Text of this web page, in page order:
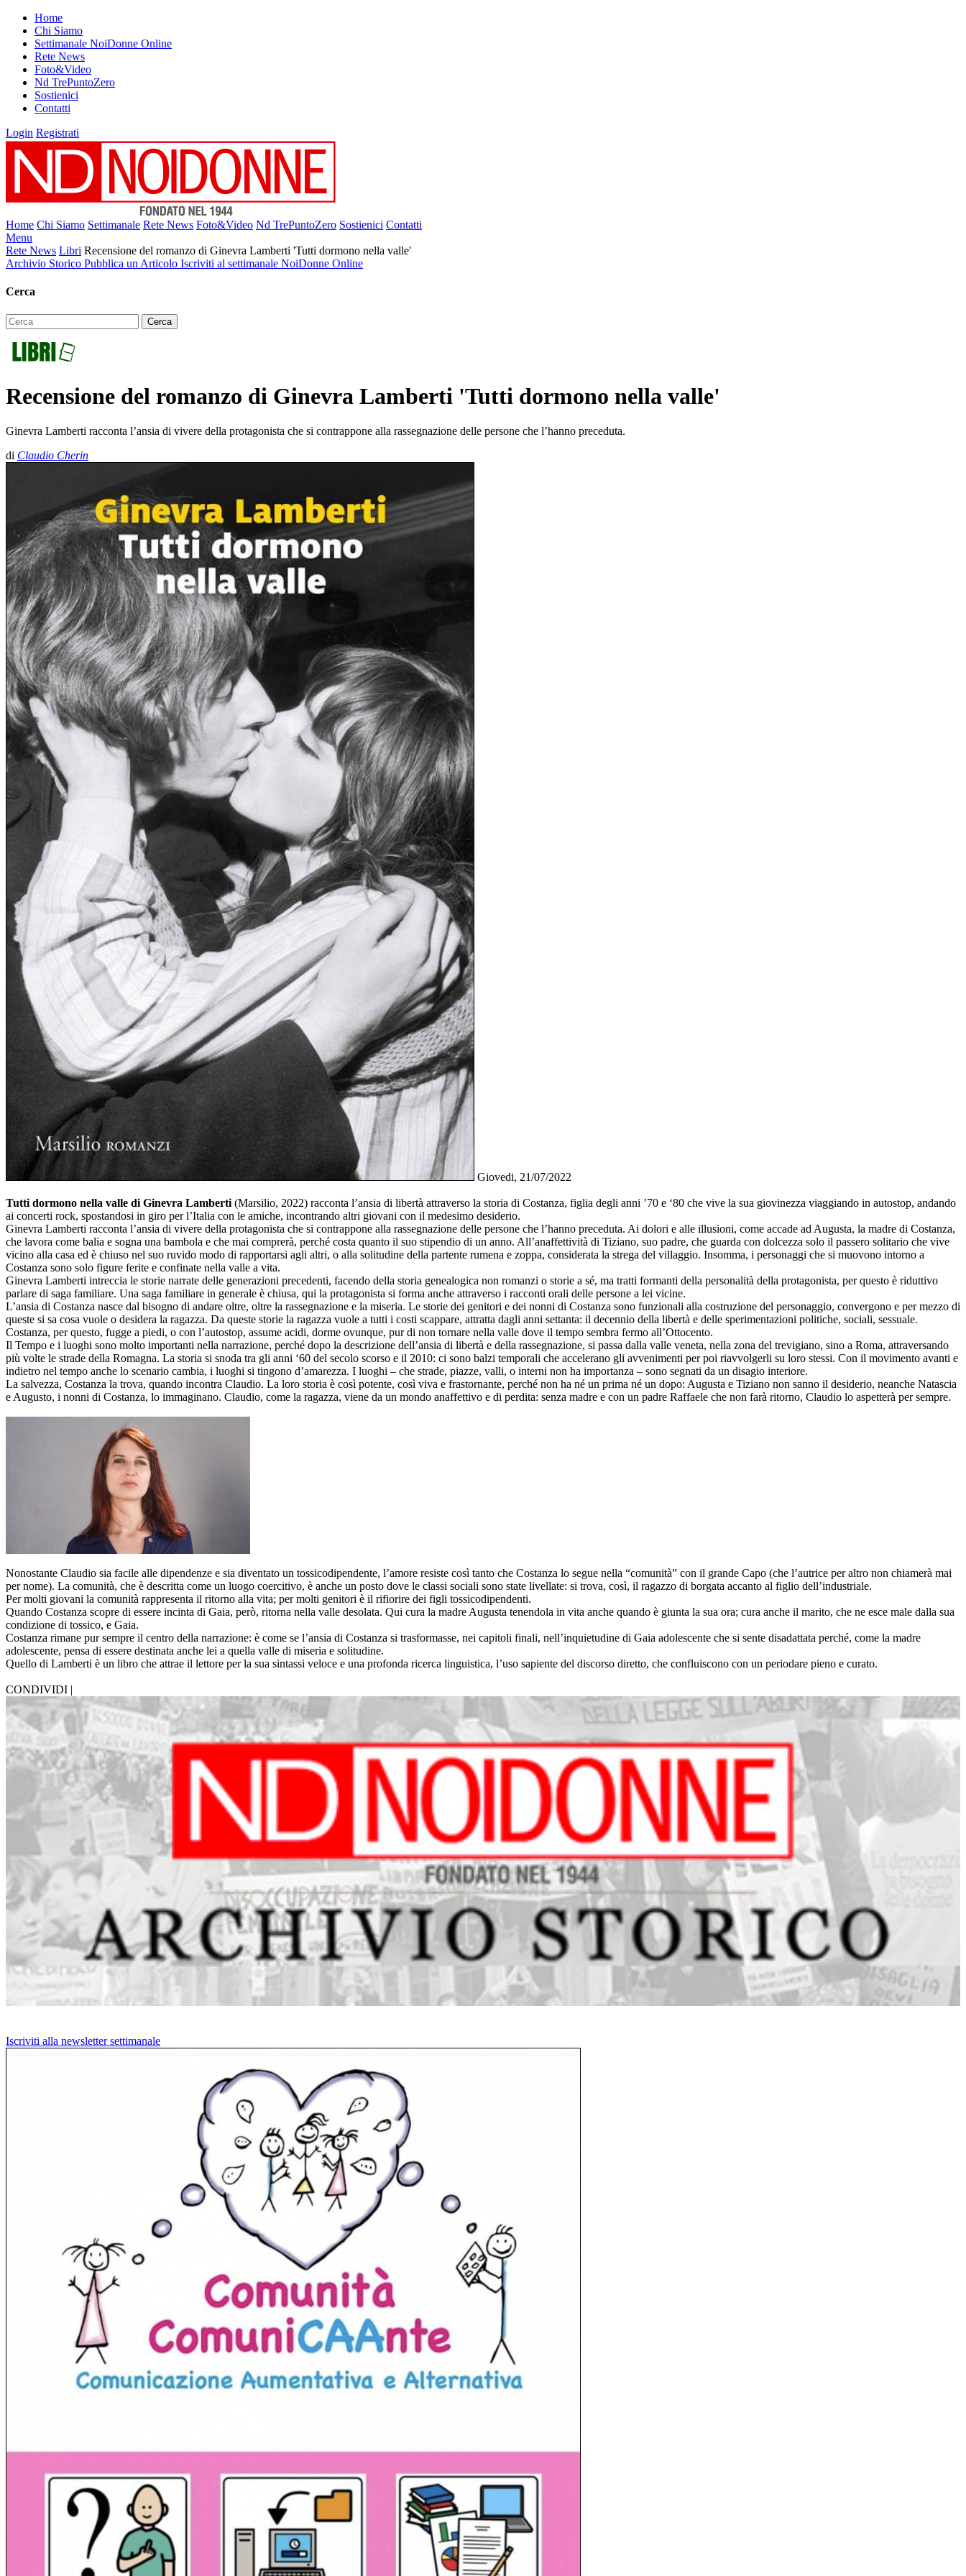
Home
Chi Siamo
Settimanale NoiDonne Online
Rete News
Foto&Video
Nd TrePuntoZero
Sostienici
Contatti
Login Registrati
Home Chi Siamo Settimanale Rete News Foto&Video Nd TrePuntoZero Sostienici Contatti
Menu
Rete News Libri Recensione del romanzo di Ginevra Lamberti 'Tutti dormono nella valle'
Archivio Storico Pubblica un Articolo Iscriviti al settimanale NoiDonne Online
Cerca
Recensione del romanzo di Ginevra Lamberti 'Tutti dormono nella valle'
Ginevra Lamberti racconta l’ansia di vivere della protagonista che si contrappone alla rassegnazione delle persone che l’hanno preceduta.
di Claudio Cherin
Giovedi, 21/07/2022
Tutti dormono nella valle di Ginevra Lamberti(Marsilio, 2022) racconta l’ansia di libertà attraverso la storia di Costanza, figlia degli anni ’70 e ‘80 che vive la sua giovinezza viaggiando in autostop, andando
ai concerti rock, spostandosi in giro per l’Italia con le amiche, incontrando altri giovani con il medesimo desiderio.
Ginevra Lamberti racconta l’ansia di vivere della protagonista che si contrappone alla rassegnazione delle persone che l’hanno preceduta. Ai dolori e alle illusioni, come accade ad Augusta, la madre di Costanza,
che lavora come balia e sogna una bambola e che mai comprerà, perché costa quanto il suo stipendio di un anno. All’anaffettività di Tiziano, suo padre, che guarda con dolcezza solo il passero solitario che vive
vicino alla casa ed è chiuso nel suo ruvido modo di rapportarsi agli altri, o alla solitudine della partente rumena e zoppa, considerata la strega del villaggio. Insomma, i personaggi che si muovono intorno a
Costanza sono solo figure ferite e confinate nella valle a vita.
Ginevra Lamberti intreccia le storie narrate delle generazioni precedenti, facendo della storia genealogica non romanzi o storie a sé, ma tratti formanti della personalità della protagonista, per questo è riduttivo
parlare di saga familiare. Una saga familiare in generale è chiusa, qui la protagonista si forma anche attraverso i racconti orali delle persone a lei vicine.
L’ansia di Costanza nasce dal bisogno di andare oltre, oltre la rassegnazione e la miseria. Le storie dei genitori e dei nonni di Costanza sono funzionali alla costruzione del personaggio, convergono e per mezzo di
queste si sa cosa vuole o desidera la ragazza. Da queste storie la ragazza vuole a tutti i costi scappare, attratta dagli anni settanta: il decennio della libertà e delle sperimentazioni politiche, sociali, sessuale.
Costanza, per questo, fugge a piedi, o con l’autostop, assume acidi, dorme ovunque, pur di non tornare nella valle dove il tempo sembra fermo all’Ottocento.
Il Tempo e i luoghi sono molto importanti nella narrazione, perché dopo la descrizione dell’ansia di libertà e della rassegnazione, si passa dalla valle veneta, nella zona del trevigiano, sino a Roma, attraversando
più volte le strade della Romagna. La storia si snoda tra gli anni ‘60 del secolo scorso e il 2010: ci sono balzi temporali che accelerano gli avvenimenti per poi riavvolgerli su loro stessi. Con il movimento avanti e
indietro nel tempo anche lo scenario cambia, i luoghi si tingono d’amarezza. I luoghi ‒ che strade, piazze, valli, o interni non ha importanza ‒ sono segnati da un disagio interiore.
La salvezza, Costanza la trova, quando incontra Claudio. La loro storia è così potente, così viva e frastornante, perché non ha né un prima né un dopo: Augusta e Tiziano non sanno il desiderio, neanche Natascia
e Augusto, i nonni di Costanza, lo immaginano. Claudio, come la ragazza, viene da un mondo anaffettivo e di perdita: senza madre e con un padre Raffaele che non farà ritorno, Claudio lo aspetterà per sempre.
Nonostante Claudio sia facile alle dipendenze e sia diventato un tossicodipendente, l’amore resiste così tanto che Costanza lo segue nella “comunità” con il grande Capo (che l’autrice per altro non chiamerà mai
per nome). La comunità, che è descritta come un luogo coercitivo, è anche un posto dove le classi sociali sono state livellate: si trova, così, il ragazzo di borgata accanto al figlio dell’industriale.
Per molti giovani la comunità rappresenta il ritorno alla vita; per molti genitori è il rifiorire dei figli tossicodipendenti.
Quando Costanza scopre di essere incinta di Gaia, però, ritorna nella valle desolata. Qui cura la madre Augusta tenendola in vita anche quando è giunta la sua ora; cura anche il marito, che ne esce male dalla sua
condizione di tossico, e Gaia.
Costanza rimane pur sempre il centro della narrazione: è come se l’ansia di Costanza si trasformasse, nei capitoli finali, nell’inquietudine di Gaia adolescente che si sente disadattata perché, come la madre
adolescente, pensa di essere destinata anche lei a quella valle di miseria e solitudine.
Quello di Lamberti è un libro che attrae il lettore per la sua sintassi veloce e una profonda ricerca linguistica, l’uso sapiente del discorso diretto, che confluiscono con un periodare pieno e curato.
CONDIVIDI |
Iscriviti alla newsletter settimanale